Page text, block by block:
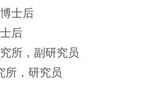
博士后
后
所 ，副研究员
所 ，研究员